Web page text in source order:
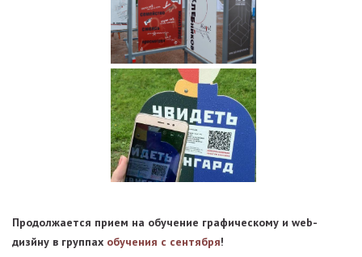
Продолжается прием на обучение графическому и web-
дизйну в группах обучения с сентября!